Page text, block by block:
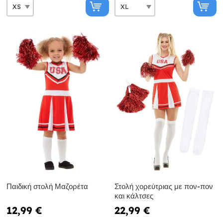
Παιδική στολή Μαζορέτα
12,99 €
Στολή χορεύτριας με πον-πον
και κάλτσες
22,99 €